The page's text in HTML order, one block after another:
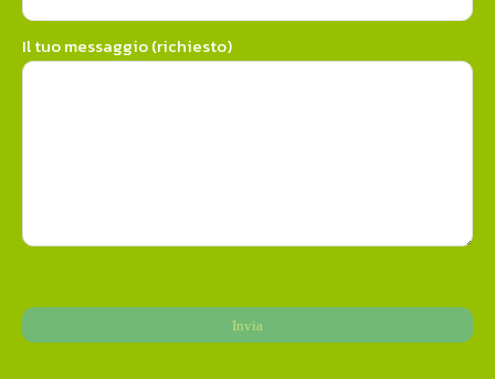
Il tuo messaggio (richiesto)